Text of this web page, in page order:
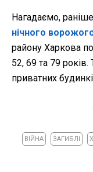
Нагадаємо,
нічного
району Харкова
52, 69 та 79
приватних
ВІЙНА ЗАГИБЛІ